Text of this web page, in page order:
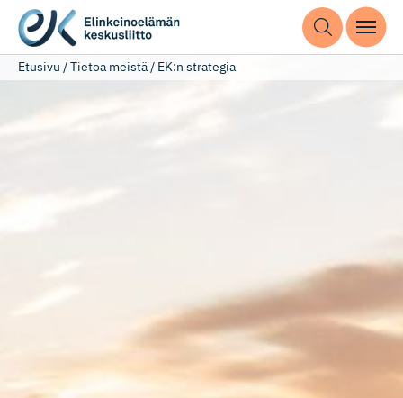
Etusivu /Tietoa meistä/ EK:n strategia